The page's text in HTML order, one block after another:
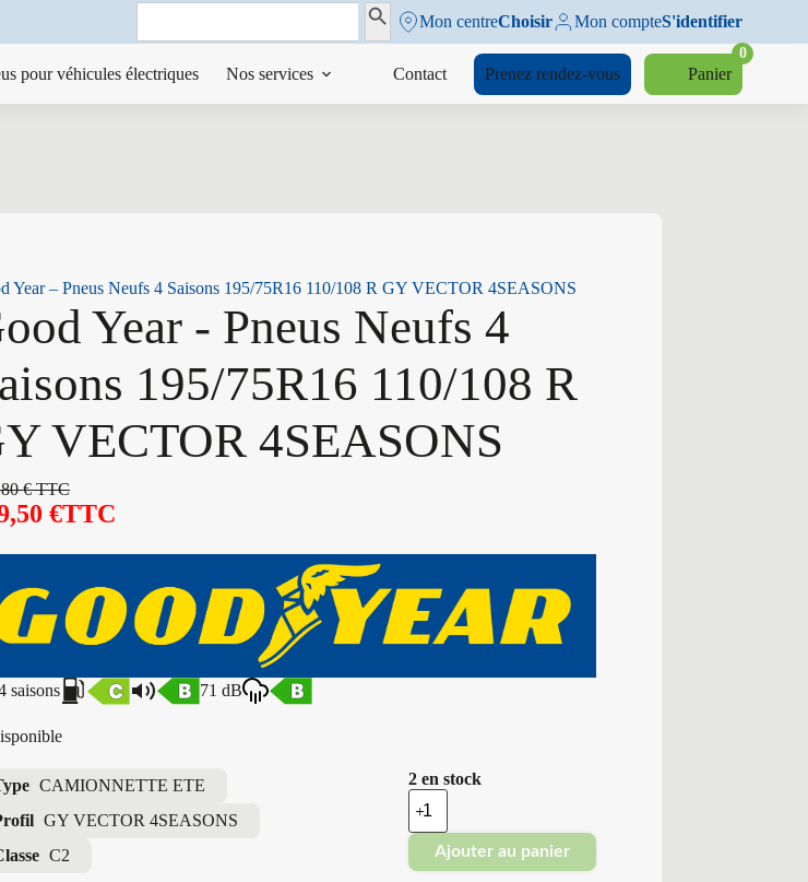
Search
Search ButtonMon centreChoisir Mon compteS'identifier
pour véhicules électriques Nos services Contact Prenez rendez-vous Panier
0
Year – Pneus Neufs 4 Saisons 195/75R16 110/108 R GY VECTOR 4SEASONS
Year - Pneus Neufs 4
195/75R16 110/108 R
VECTOR 4SEASONS
€TTC
€TTC
saisons 71 dB
CAMIONNETTE ETE
GY VECTOR 4SEASONS
C2
2 en stock
quantité
de
Good
Year
-
Ajouter au panier